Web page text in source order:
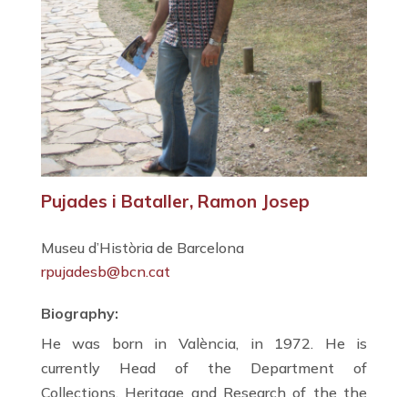
Pujades i Bataller, Ramon Josep
Museu d’Història de Barcelona
rpujadesb@bcn.cat
Biography:
He was born in València, in 1972. He is
currently Head of the Department of
Collections, Heritage and Research of the the